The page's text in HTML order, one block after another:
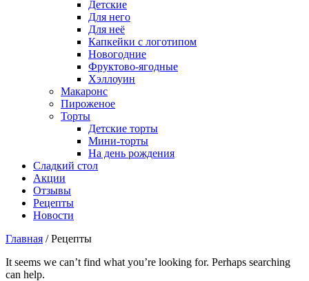
Детские
Для него
Для неё
Капкейки с логотипом
Новогодние
Фруктово-ягодные
Хэллоуин
Макаронс
Пироженое
Торты
Детские торты
Мини-торты
На день рождения
Сладкий стол
Акции
Отзывы
Рецепты
Новости
Главная / Рецепты
It seems we can’t find what you’re looking for. Perhaps searching
can help.